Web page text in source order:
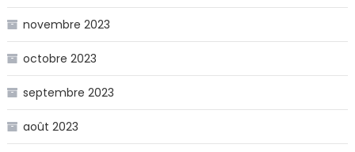
novembre 2023
octobre 2023
septembre 2023
août 2023